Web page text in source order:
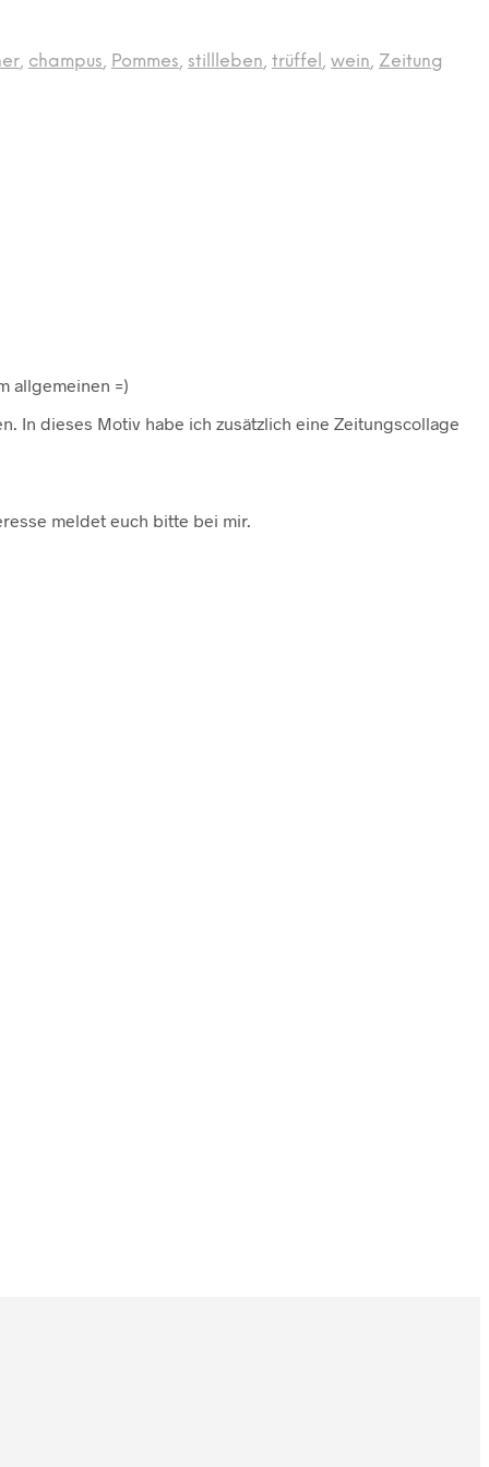
, champus, Pommes, stillleben, trüffel , wein, Zeitung
allgemeinen =)
In dieses Motiv habe ich zusätzlich eine Zeitungscollage
meldet euch bitte bei mir.